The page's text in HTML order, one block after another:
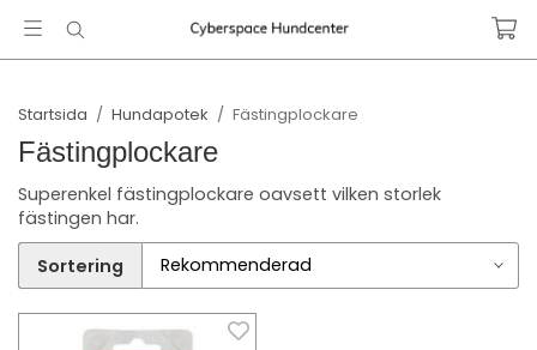
Startsida / Hundapotek / Fästingplockare
Fästingplockare
Superenkel fästingplockare oavsett vilken storlek
fästingen har.
Sortering